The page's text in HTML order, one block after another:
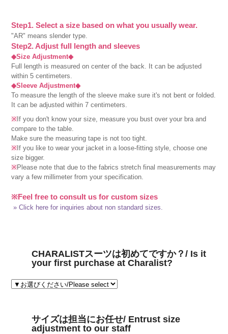
Step1. Select a size based on what you usually wear.
"AR" means slender type.
Step2. Adjust full length and sleeves
◆Size Adjustment◆
Full length is measured on center of the back. It can be adjusted
within 5 centimeters.
◆Sleeve Adjustment◆
To measure the length of the sleeve make sure it's not bent or folded.
It can be adjusted within 7 centimeters.
※If you don't know your size, measure you bust over your bra and
compare to the table.
Make sure the measuring tape is not too tight.
※If you like to wear your jacket in a loose-fitting style, choose one
size bigger.
※Please note that due to the fabrics stretch final measurements may
vary a few millimeter from your specification.
※Feel free to consult us for custom sizes
» Click here for inquiries about non standard sizes.
CHARALISTスーツは初めてですか？/ Is it
your first purchase at Charalist?
サイズは担当にお任せ/ Entrust size
adjustment to our staff